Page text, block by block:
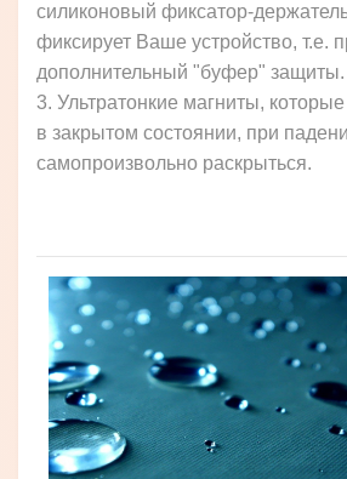
силиконовый фиксатор-
фиксирует Ваше устройство, т.е.
дополнительный "буфер" защиты.
3. Ультратонкие магниты,
в закрытом состоянии, при
самопроизвольно раскрыться.